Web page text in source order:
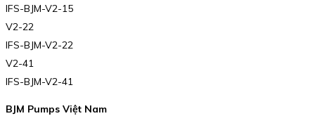
IFS-BJM-V2-15
V2-22
IFS-BJM-V2-22
V2-41
IFS-BJM-V2-41
BJM Pumps Việt Nam